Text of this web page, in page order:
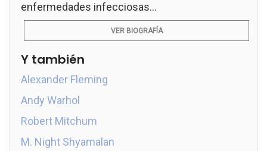
enfermedades infecciosas...
VER BIOGRAFÍA
Y también
Alexander Fleming
Andy Warhol
Robert Mitchum
M. Night Shyamalan